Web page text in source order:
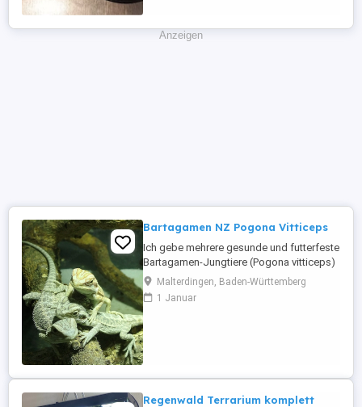
Anzeigen
Bartagamen NZ Pogona Vitticeps
Ich gebe mehrere gesunde und futterfeste
Bartagamen-Jungtiere (Pogona vitticeps)
aus eigener Nachzucht in
verantwortungsvolle Hände ab. Die Tiere: -
gesund und aktiv -fressen selbstständig
Malterdingen, Baden-Württemberg
1 Januar
Regenwald Terrarium komplett